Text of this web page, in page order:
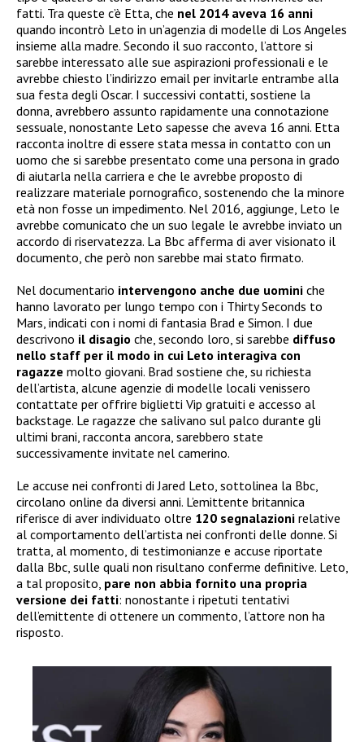
fatti. Tra queste c’è Etta, che nel 2014 aveva 16 anni
quando incontrò Leto in un’agenzia di modelle di Los Angeles
insieme alla madre. Secondo il suo racconto, l’attore si
sarebbe interessato alle sue aspirazioni professionali e le
avrebbe chiesto l’indirizzo email per invitarle entrambe alla
sua festa degli Oscar. I successivi contatti, sostiene la
donna, avrebbero assunto rapidamente una connotazione
sessuale, nonostante Leto sapesse che aveva 16 anni. Etta
racconta inoltre di essere stata messa in contatto con un
uomo che si sarebbe presentato come una persona in grado
di aiutarla nella carriera e che le avrebbe proposto di
realizzare materiale pornografico, sostenendo che la minore
età non fosse un impedimento. Nel 2016, aggiunge, Leto le
avrebbe comunicato che un suo legale le avrebbe inviato un
accordo di riservatezza. La Bbc afferma di aver visionato il
documento, che però non sarebbe mai stato firmato.
Nel documentario intervengono anche due uomini che
hanno lavorato per lungo tempo con i Thirty Seconds to
Mars, indicati con i nomi di fantasia Brad e Simon. I due
descrivono il disagio che, secondo loro, si sarebbe diffuso
nello staff per il modo in cui Leto interagiva con
ragazze molto giovani. Brad sostiene che, su richiesta
dell’artista, alcune agenzie di modelle locali venissero
contattate per offrire biglietti Vip gratuiti e accesso al
backstage. Le ragazze che salivano sul palco durante gli
ultimi brani, racconta ancora, sarebbero state
successivamente invitate nel camerino.
Le accuse nei confronti di Jared Leto, sottolinea la Bbc,
circolano online da diversi anni. L’emittente britannica
riferisce di aver individuato oltre 120 segnalazioni relative
al comportamento dell’artista nei confronti delle donne. Si
tratta, al momento, di testimonianze e accuse riportate
dalla Bbc, sulle quali non risultano conferme definitive. Leto,
a tal proposito, pare non abbia fornito una propria
versione dei fatti: nonostante i ripetuti tentativi
dell’emittente di ottenere un commento, l’attore non ha
risposto.